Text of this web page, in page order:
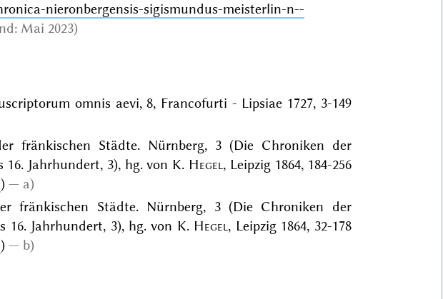
nieronbergensis-sigismundus-meisterlin-n--
Mai 2023)
omnis aevi, 8, Francofurti - Lipsiae 1727, 3-149
fränkischen Städte. Nürnberg, 3 (Die Chroniken der
Jahrhundert, 3), hg. von K. Hegel, Leipzig 1864, 184-256
)
a)
fränkischen Städte. Nürnberg, 3 (Die Chroniken der
16. Jahrhundert, 3), hg. von K. Hegel, Leipzig 1864, 32-178
) b)